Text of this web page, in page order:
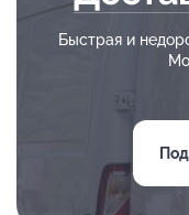
Быстрая и